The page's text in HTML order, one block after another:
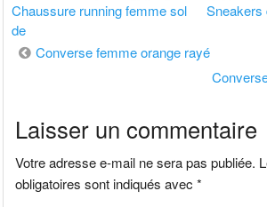
Chaussure running femme sol
de
Sneakers
Navigation
l’article
Converse femme orange rayé
Laisser un commentaire
Votre adresse e-mail ne sera pas publiée.
obligatoires sont indiqués avec*